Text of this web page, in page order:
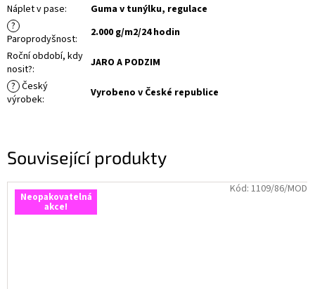
Související produkty
Neopakovatelná
akce!
Kód: 1109/86/MOD
Náplet v pase:
Guma v tunýlku, regulace
?
Paroprodyšnost:
2.000 g/m2/24 hodin
Roční období, kdy
nosit?:
JARO A PODZIM
? Český
výrobek: Vyrobeno v České republice